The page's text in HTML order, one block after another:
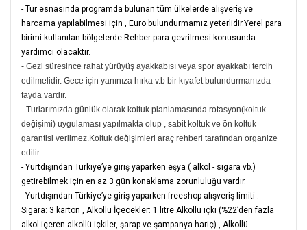
- Tur esnasında programda bulunan tüm ülkelerde alışveriş ve
harcama yapılabilmesi için , Euro bulundurmamız yeterlidir.Yerel para
birimi kullanılan bölgelerde Rehber para çevrilmesi konusunda
yardımcı olacaktır.
- Gezi süresince rahat yürüyüş ayakkabısı veya spor ayakkabı tercih
edilmelidir. Gece için yanınıza hırka v.b bir kıyafet bulundurmanızda
fayda vardır.
- Turlarımızda günlük olarak koltuk planlamasında rotasyon(koltuk
değişimi) uygulaması yapılmakta olup , sabit koltuk ve ön koltuk
garantisi verilmez.Koltuk değişimleri araç rehberi tarafından organize
edilir.
- Yurtdışından Türkiye’ye giriş yaparken eşya ( alkol - sigara vb.)
getirebilmek için en az 3 gün konaklama zorunluluğu vardır.
- Yurtdışından Türkiye’ye giriş yaparken freeshop alışveriş limiti :
Sigara: 3 karton , Alkollü İçecekler: 1 litre Alkollü içki (%22’den fazla
alkol içeren alkollü içkiler, şarap ve şampanya hariç) , Alkollü